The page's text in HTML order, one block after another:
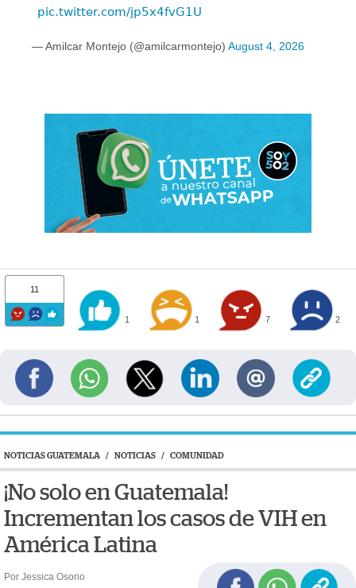
pic.twitter.com/jp5x4fvG1U
— Amilcar Montejo (@amilcarmontejo) August 4, 2026
11
1 1 7 2
NOTICIAS GUATEMALA / NOTICIAS / COMUNIDAD
¡No solo en Guatemala!
Incrementan los casos de VIH en
América Latina
Por Jessica Osorio